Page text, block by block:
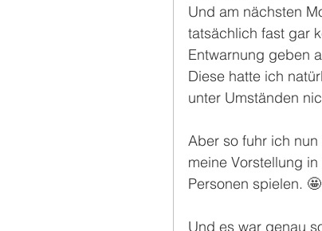
Und am nächsten
tatsächlich fast gar
Entwarnung geben
Diese hatte ich
unter Umständen
Aber so fuhr ich
meine Vorstellung
Personen spielen. 🤩
Und es war genau